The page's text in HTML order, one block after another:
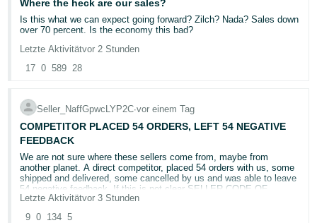
🗓️ Prime Big Deal Days: Inventory Cutoff Dates
September 2:Amazon Warehousing & Distribution (AWD)
shipments
'September 16:FBA "Amazon-optimized shipment splits"
shipments
October 14:
AWD shipments
October 21:FBA "minimal shipment splits" shipments
October 28: FBA "Amazon-optimized shipment splits"
shipments
⚠️ Why These Dates Matter
Inventory arriving after these cutoff dates isn't guaranteed to be
processed in time.
Where the heck are our sales?
Is this what we can expect going forward? Zilch? Nada? Sales down
over 70 percent. Is the economy this bad?
Letzte Aktivitätvor 2 Stunden
17 0 589 28
Seller_NaffGpwcLYP2C∙vor einem Tag
COMPETITOR PLACED 54 ORDERS, LEFT 54 NEGATIVE
FEEDBACK
We are not sure where these sellers come from, maybe from
another planet. A direct competitor, placed 54 orders with us, some
shipped and delivered, some cancelled by us and was able to leave
54 negative feedback. If this is not clear SELLER CODE OF
CONDUCT violation, we do not know what this is?! Opened 3 cases
Letzte Aktivitätvor 3 Stunden
9 0 134 5